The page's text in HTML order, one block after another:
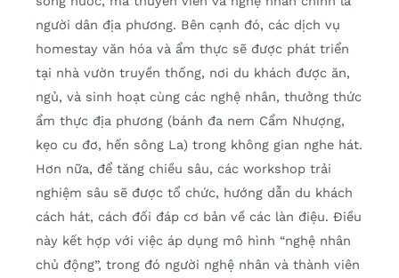
người dân địa phương. Bên cạnh đó, các dịch vụ
homestay văn hóa và ẩm thực sẽ được phát triển
tại nhà vườn truyền thống, nơi du khách được ăn,
ngủ, và sinh hoạt cùng các nghệ nhân, thưởng thức
ẩm thực địa phương (bánh đa nem Cẩm Nhượng,
kẹo cu đơ, hến sông La) trong không gian nghe hát.
Hơn nữa, để tăng chiều sâu, các workshop trải
nghiệm sâu sẽ được tổ chức, hướng dẫn du khách
cách hát, cách đối đáp cơ bản về các làn điệu. Điều
này kết hợp với việc áp dụng mô hình “nghệ nhân
chủ động”, trong đó người nghệ nhân và thành viên